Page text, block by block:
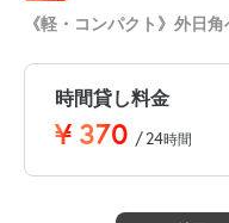
《軽・コンパクト》外日
時間貸し料金
¥ 370 /24時間